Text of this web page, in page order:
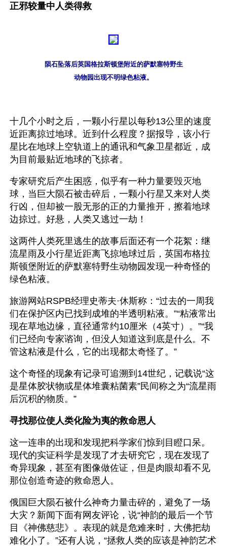
正邪较量中人类得救
陨石坠落后英国格拉斯顿堡附近的萨默塞特野生
动物园出现不明绿色粘液。
十几个小时之后，一颗小行星以每秒13公里的速度
近距离掠过地球。近到什么程度？据报导，该小行
星比在地球上空轨道上的通讯和气象卫星都近，成
为目前最贴近地球的飞掠者。
专家研究后产生困惑，似乎有一种力量要毁灭地
球，当巨大陨石被击碎后，一颗小行星又来对人类
行凶，但却被一股无形的正的力量推开，擦着地球
边掠过。好悬，人类又逃过一劫！
这两件人类死里逃生的故事后面还有一个花絮：继
流星雨及小行星近距离飞掠地球过后，英国布格拉
斯顿堡附近的萨默塞特野生动物园发现一种奇怪的
绿色粘液。
旅游网站RSPB经理史蒂夫·休斯称：“过去的一周我
们在保护区内已找到成堆的半透明粘液。”“粘液常出
现在草地边缘，直径通常约10厘米（4英寸）。”“我
们已经向专家谘询，但没人知道这到底是什么。不
管这粘液是什么，它的出现都太奇怪了。”
这个奇怪的现象有记录可追溯到14世纪，记载说“这
是星体胶状物或星体堆囊粘菌素”民间称之为“流星雨
后沉积的物质。”
寻找那位使人类化险为夷的救命恩人
这一连串的出现和发现把科学家们惊到目瞪口呆。
现代的实证科学是发现了才去研究它，现在发现了
奇异现象，甚至有图像做佐证，但是肉眼却看不见
那位创造奇迹的救命恩人。
俄国巨大陨石被什么神奇力量击碎的，避免了一场
大灾？新闻下面有网友评论，说“神韵的最后一个节
目《神佛慈悲》。表现的就是危难来时，大佛把劫
难化小了。”还有人说，“拯救人类的应该是神韵艺术